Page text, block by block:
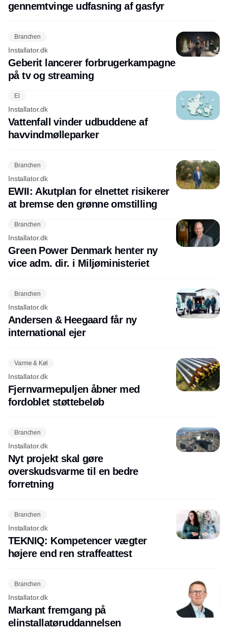
gennemtvinge udfasning af gasfyr
Branchen
Installator.dk
Geberit lancerer forbrugerkampagne
på tv og streaming
El
Installator.dk
Vattenfall vinder udbuddene af
havvindmølleparker
Branchen
Installator.dk
EWII: Akutplan for elnettet risikerer
at bremse den grønne omstilling
Branchen
Installator.dk
Green Power Denmark henter ny
vice adm. dir. i Miljøministeriet
Branchen
Installator.dk
Andersen & Heegaard får ny
international ejer
Varme & Køl
Installator.dk
Fjernvarmepuljen åbner med
fordoblet støttebeløb
Branchen
Installator.dk
Nyt projekt skal gøre
overskudsvarme til en bedre
forretning
Branchen
Installator.dk
TEKNIQ: Kompetencer vægter
højere end ren straffeattest
Branchen
Installator.dk
Markant fremgang på
elinstallatøruddannelsen